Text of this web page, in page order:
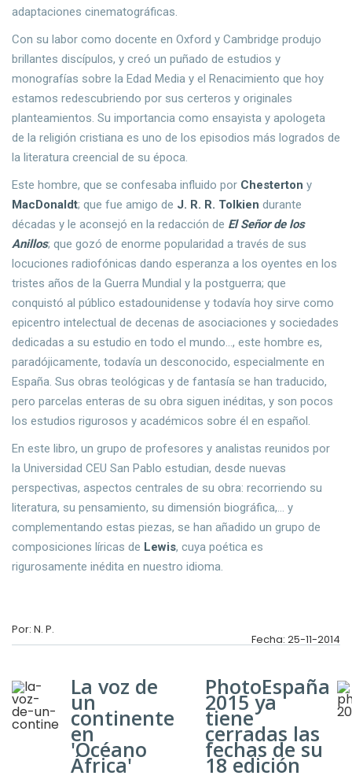
adaptaciones cinematográficas.
Con su labor como docente en Oxford y Cambridge produjo
brillantes discípulos, y creó un puñado de estudios y
monografías sobre la Edad Media y el Renacimiento que hoy
estamos redescubriendo por sus certeros y originales
planteamientos. Su importancia como ensayista y apologeta
de la religión cristiana es uno de los episodios más logrados de
la literatura creencial de su época.
Este hombre, que se confesaba influido por Chesterton y
MacDonaldt; que fue amigo de J. R. R. Tolkien durante
décadas y le aconsejó en la redacción de El Señor de los
Anillos; que gozó de enorme popularidad a través de sus
locuciones radiofónicas dando esperanza a los oyentes en los
tristes años de la Guerra Mundial y la postguerra; que
conquistó al público estadounidense y todavía hoy sirve como
epicentro intelectual de decenas de asociaciones y sociedades
dedicadas a su estudio en todo el mundo..., este hombre es,
paradójicamente, todavía un desconocido, especialmente en
España. Sus obras teológicas y de fantasía se han traducido,
pero parcelas enteras de su obra siguen inéditas, y son pocos
los estudios rigurosos y académicos sobre él en español.
En este libro, un grupo de profesores y analistas reunidos por
la Universidad CEU San Pablo estudian, desde nuevas
perspectivas, aspectos centrales de su obra: recorriendo su
literatura, su pensamiento, su dimensión biográfica,... y
complementando estas piezas, se han añadido un grupo de
composiciones líricas de Lewis, cuya poética es
rigurosamente inédita en nuestro idioma.
Por: N. P.
Fecha: 25-11-2014
La voz de
un
continente
en
'Océano
África'
PhotoEspaña
2015 ya
tiene
cerradas las
fechas de su
18 edición